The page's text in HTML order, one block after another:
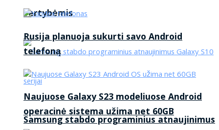
vertybėmis
Samsung stabdo programinius atnaujinimus
Rusija planuoja sukurti savo Android
telefoną
Naujuose Galaxy S23 modeliuose Android
operacinė sistema užima net 60GB